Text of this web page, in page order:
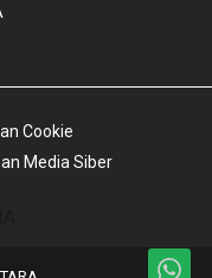
Cookie
Media Siber